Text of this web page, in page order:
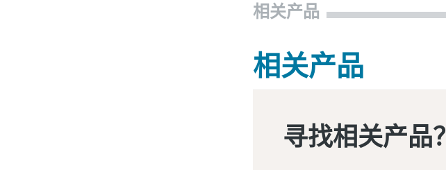
相关产品
相关产品
寻找相关产品？